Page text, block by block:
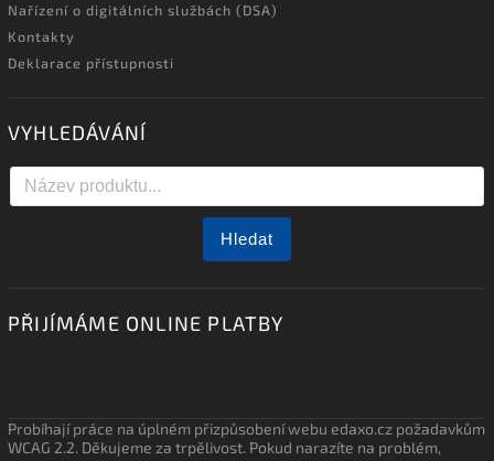
Nařízení o digitálních službách (DSA)
Kontakty
Deklarace přístupnosti
VYHLEDÁVÁNÍ
Hledat
PŘIJÍMÁME ONLINE PLATBY
Probíhají práce na úplném přizpůsobení webu edaxo.cz požadavkům
WCAG 2.2. Děkujeme za trpělivost. Pokud narazíte na problém,